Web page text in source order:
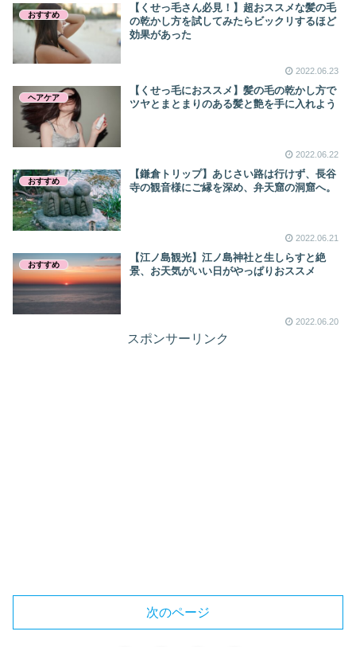
おすすめ
【くせっ毛さん必見！】超おススメな髪の毛
の乾かし方を試してみたらビックリするほど
効果があった
2022.06.23
ヘアケア
【くせっ毛におススメ】髪の毛の乾かし方で
ツヤとまとまりのある髪と艶を手に入れよう
2022.06.22
おすすめ
【鎌倉トリップ】あじさい路は行けず、長谷
寺の観音様にご縁を深め、弁天窟の洞窟へ。
2022.06.21
おすすめ
【江ノ島観光】江ノ島神社と生しらすと絶
景、お天気がいい日がやっぱりおススメ
2022.06.20
スポンサーリンク
次のページ